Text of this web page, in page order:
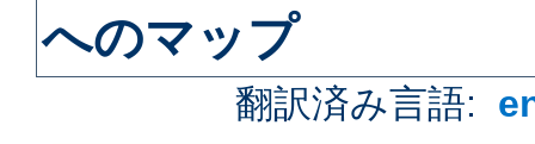
へのマップ
翻訳済み言語: